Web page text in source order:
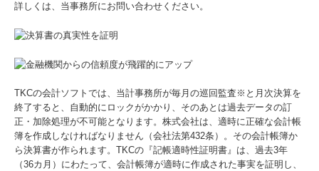
詳しくは、当事務所にお問い合わせください。
TKCの会計ソフトでは、当計事務所が毎月の巡回監査※と月次決算を
終了すると、自動的にロックがかかり、そのあとは過去データの訂
正・加除処理が不可能となります。株式会社は、適時に正確な会計帳
簿を作成しなければなりません（会社法第432条）。その会計帳簿か
ら決算書が作られます。TKCの『記帳適時性証明書』は、過去3年
（36カ月）にわたって、会計帳簿が適時に作成された事実を証明し、